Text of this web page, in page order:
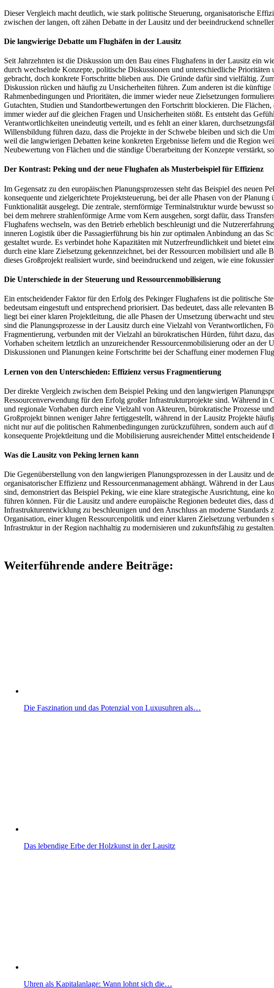
Dieser Vergleich macht deutlich, wie stark politische Steuerung, organisatorische
zwischen der langen, oft zähen Debatte in der Lausitz und der beeindruckend
Die langwierige Debatte um Flughäfen in der Lausitz
Seit Jahrzehnten ist die Diskussion um den Bau eines Flughafens in der Lausitz ein
durch wechselnde Konzepte, politische Diskussionen und unterschiedliche
gebracht, doch konkrete Fortschritte blieben aus. Die Gründe dafür sind vielfältig.
Diskussion rücken und häufig zu Unsicherheiten führen. Zum anderen ist die
Rahmenbedingungen und Prioritäten, die immer wieder neue Zielsetzungen
Gutachten, Studien und Standortbewertungen den Fortschritt blockieren. Die
immer wieder auf die gleichen Fragen und Unsicherheiten stößt. Es entsteht das
Verantwortlichkeiten uneindeutig verteilt, und es fehlt an einer klaren,
Willensbildung führen dazu, dass die Projekte in der Schwebe bleiben und sich die
weil die langwierigen Debatten keine konkreten Ergebnisse liefern und die Region
Neubewertung von Flächen und die ständige Überarbeitung der Konzepte verstärkt,
Der Kontrast: Peking und der neue Flughafen als Musterbeispiel für Effizienz
Im Gegensatz zu den europäischen Planungsprozessen steht das Beispiel des
konsequente und zielgerichtete Projektsteuerung, bei der alle Phasen von der
Funktionalität ausgelegt. Die zentrale, sternförmige Terminalstruktur wurde bewusst
bei dem mehrere strahlenförmige Arme vom Kern ausgehen, sorgt dafür, dass
Flughafens wechseln, was den Betrieb erheblich beschleunigt und die
inneren Logistik über die Passagierführung bis hin zur optimalen Anbindung an das
gestaltet wurde. Es verbindet hohe Kapazitäten mit Nutzerfreundlichkeit und bietet
durch eine klare Zielsetzung gekennzeichnet, bei der Ressourcen mobilisiert und
dieses Großprojekt realisiert wurde, sind beeindruckend und zeigen, wie eine
Die Unterschiede in der Steuerung und Ressourcenmobilisierung
Ein entscheidender Faktor für den Erfolg des Pekinger Flughafens ist die politische
bedeutsam eingestuft und entsprechend priorisiert. Das bedeutet, dass alle
liegt bei einer klaren Projektleitung, die alle Phasen der Umsetzung überwacht und
sind die Planungsprozesse in der Lausitz durch eine Vielzahl von Verantwortlichen,
Fragmentierung, verbunden mit der Vielzahl an bürokratischen Hürden, führt dazu,
Vorhaben scheitern letztlich an unzureichender Ressourcenmobilisierung oder an
Diskussionen und Planungen keine Fortschritte bei der Schaffung einer modernen
Lernen von den Unterschieden: Effizienz versus Fragmentierung
Der direkte Vergleich zwischen dem Beispiel Peking und den langwierigen
Ressourcenverwendung für den Erfolg großer Infrastrukturprojekte sind. Während in
und regionale Vorhaben durch eine Vielzahl von Akteuren, bürokratische Prozesse
Großprojekt binnen weniger Jahre fertiggestellt, während in der Lausitz Projekte
nicht nur auf die politischen Rahmenbedingungen zurückzuführen, sondern auch
konsequente Projektleitung und die Mobilisierung ausreichender Mittel
Was die Lausitz von Peking lernen kann
Die Gegenüberstellung von den langwierigen Planungsprozessen in der Lausitz und
organisatorischer Effizienz und Ressourcenmanagement abhängt. Während in der
sind, demonstriert das Beispiel Peking, wie eine klare strategische Ausrichtung, eine
führen können. Für die Lausitz und andere europäische Regionen bedeutet dies,
Infrastrukturentwicklung zu beschleunigen und den Anschluss an moderne
Organisation, einer klugen Ressourcenpolitik und einer klaren Zielsetzung
Infrastruktur in der Region nachhaltig zu modernisieren und zukunftsfähig zu gestalten.
Weiterführende andere Beiträge:
Die Faszination und das Potenzial von Luxusuhren als…
Das lebendige Erbe der Holzkunst in der Lausitz
Uhren als Kapitalanlage: Wann lohnt sich die…